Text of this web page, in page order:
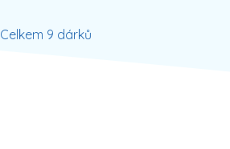
Celkem 9 dárků